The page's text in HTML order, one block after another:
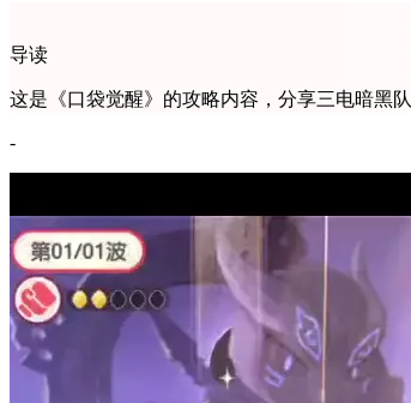
导读
这是《口袋觉醒》的攻略内容，分享三电暗黑
-